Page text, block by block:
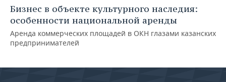
Бизнес в объекте культурного наследия:
особенности национальной аренды
Аренда коммерческих площадей в ОКН глазами казанских
предпринимателей